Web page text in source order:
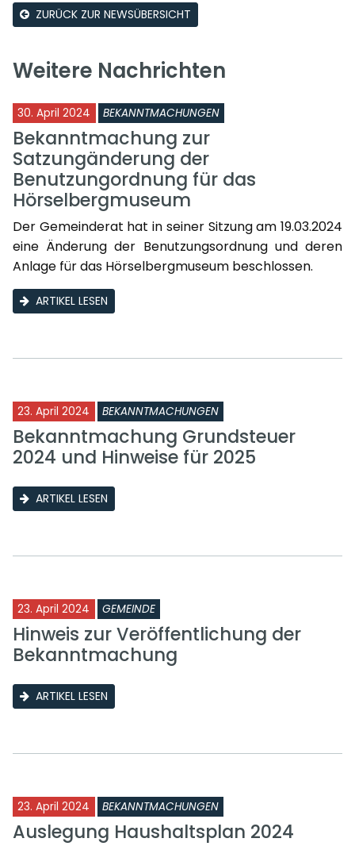
ZURÜCK ZUR NEWSÜBERSICHT
Weitere Nachrichten
30. April 2024 BEKANNTMACHUNGEN
Bekanntmachung zur
Satzungänderung der
Benutzungordnung für das
Hörselbergmuseum
Der Gemeinderat hat in seiner Sitzung am 19.03.2024
eine Änderung der Benutzungsordnung und deren
Anlage für das Hörselbergmuseum beschlossen.
ARTIKEL LESEN
23. April 2024 BEKANNTMACHUNGEN
Bekanntmachung Grundsteuer
2024 und Hinweise für 2025
ARTIKEL LESEN
23. April 2024 GEMEINDE
Hinweis zur Veröffentlichung der
Bekanntmachung
ARTIKEL LESEN
23. April 2024 BEKANNTMACHUNGEN
Auslegung Haushaltsplan 2024